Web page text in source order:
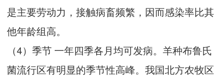
是主要劳动力，接触病畜频繁，因而感染率比其
他年龄组高。
（4）季节 一年四季各月均可发病。羊种布鲁氏
菌流行区有明显的季节性高峰。我国北方农牧区